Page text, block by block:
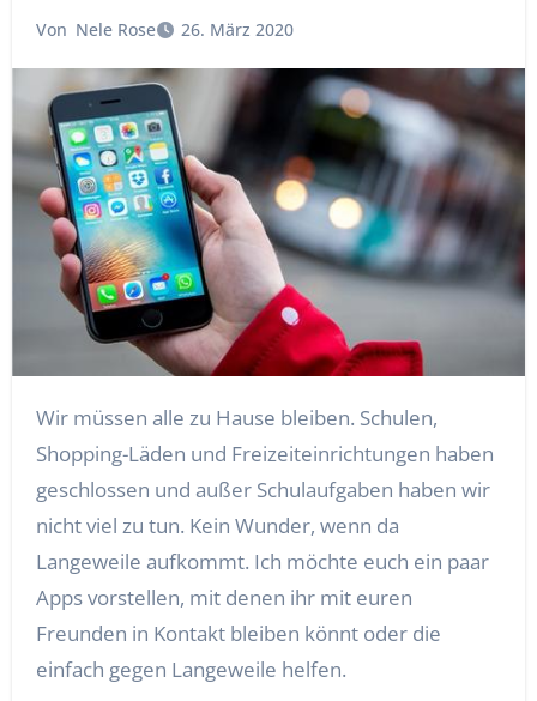
Von Nele Rose 26. März 2020
Wir müssen alle zu Hause bleiben. Schulen,
Shopping-Läden und Freizeiteinrichtungen haben
geschlossen und außer Schulaufgaben haben wir
nicht viel zu tun. Kein Wunder, wenn da
Langeweile aufkommt. Ich möchte euch ein paar
Apps vorstellen, mit denen ihr mit euren
Freunden in Kontakt bleiben könnt oder die
einfach gegen Langeweile helfen.